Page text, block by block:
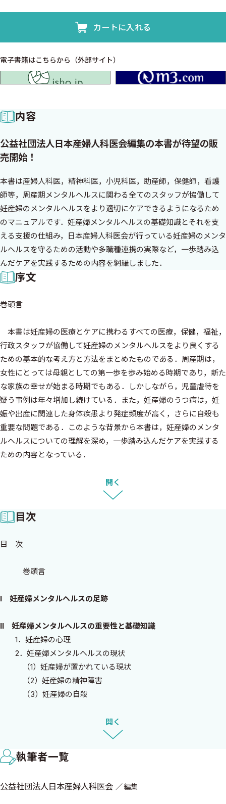
カートに入れる
電子書籍はこちらから（外部サイト）
内容
公益社団法人日本産婦人科医会編集の本書が待望の販
売開始！
本書は産婦人科医，精神科医，小児科医，助産師，保健師，看護
師等，周産期メンタルヘルスに関わる全てのスタッフが協働して
妊産婦のメンタルヘルスをより適切にケアできるようになるため
のマニュアルです．妊産婦メンタルヘルスの基礎知識とそれを支
える支援の仕組み，日本産婦人科医会が行っている妊産婦のメンタ
ルヘルスを守るための活動や多職種連携の実際など，一歩踏み込
んだケアを実践するための内容を網羅しました．
序文
巻頭言
本書は妊産婦の医療とケアに携わるすべての医療，保健，福祉，
行政スタッフが協働して妊産婦のメンタルヘルスをより良くする
ための基本的な考え方と方法をまとめたものである．周産期は，
女性にとっては母親としての第一歩を歩み始める時期であり，新た
な家族の幸せが始まる時期でもある．しかしながら，児童虐待を
疑う事例は年々増加し続けている．また，妊産婦のうつ病は，妊
娠や出産に関連した身体疾患より発症頻度が高く，さらに自殺も
重要な問題である．このような背景から本書は，妊産婦のメンタ
ルヘルスについての理解を深め，一歩踏み込んだケアを実践する
ための内容となっている．
ルヘルスケアマニュアル」の改訂版を書籍化したものである．第3
章で，各職種がどのように妊産婦と関わっていくかについて解説
し，それぞれの職種別に章立てすることで各役割を明確にした．
産科スタッフのメンタルヘルス支援は，妊娠中からすべての女性を
は，妊娠中から関わっている産科スタッフとの連携を密にするこ
いては，子どもの長期予後を見据えた視点が必要である．そのこ
確に示した．今後，多領域連携による支援の幅が一層広がること
日本産婦人科医会では，MCMC（Mental Health Care for
Mother & Child）母と子のメンタルヘルスケア研修会を開催してき
た．本書の第4章で，この研修会の内容をご紹介している．内容
は，入門編，基礎編，応用編に分けて解説されているので，読者
の皆様の現在の知識や経験などに応じて，この新たな項を読み，研
修会も受講していただきたい．さらに本書では，3つの質問票を使
援の実践を具体的に示している．また，MCMC研修会では，e-
learningを取り入れているが，その内容も簡単にまとめて紹介され
ている．近年の自然災害や大規模な感染症の流行の影響を受け
た．本書はその教材としても役に立つ．
開く
目次
目 次
巻頭言
I 妊産婦メンタルヘルスの足跡
II 妊産婦メンタルヘルスの重要性と基礎知識
1．妊産婦の心理
2．妊産婦メンタルヘルスの現状
（1）妊産婦が置かれている現状
（2）妊産婦の精神障害
（3）妊産婦の自殺
（5）ドメスティックバイオレンス（DV）
［Column 1］「特定妊婦」
3．母子の関係性
（1）母子の情緒的絆（ボンディング）の形成とその障害
［Column 2］新生児行動評価（NBAS）と新生児行動観察
開く
執筆者一覧
公益社団法人日本産婦人科医会 編集